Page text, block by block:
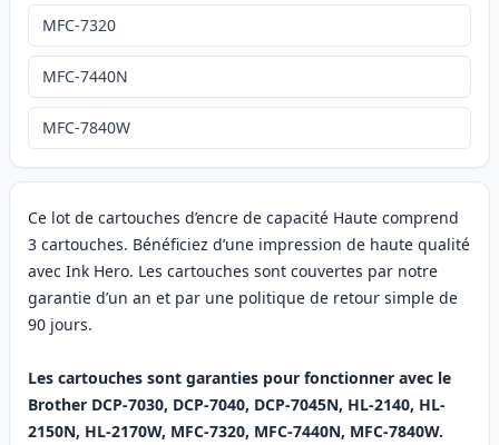
Ce lot de cartouches d’encre de capacité Haute comprend
3 cartouches. Bénéficiez d’une impression de haute qualité
avec Ink Hero. Les cartouches sont couvertes par notre
garantie d’un an et par une politique de retour simple de
90 jours.
Les cartouches sont garanties pour fonctionner avec le
Brother DCP-7030, DCP-7040, DCP-7045N, HL-2140, HL-
2150N, HL-2170W, MFC-7320, MFC-7440N, MFC-7840W.
MFC-7320
MFC-7440N
MFC-7840W